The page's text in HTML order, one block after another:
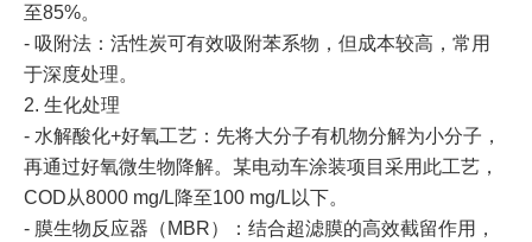
至85%。
- 吸附法：活性炭可有效吸附苯系物，但成本较高，常用
于深度处理。
2. 生化处理
- 水解酸化+好氧工艺：先将大分子有机物分解为小分子，
再通过好氧微生物降解。某电动车涂装项目采用此工艺，
COD从8000 mg/L降至100 mg/L以下。
- 膜生物反应器（MBR）：结合超滤膜的高效截留作用，